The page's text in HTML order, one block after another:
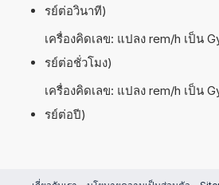
รย์ต่อวินาที)
เครื่องคิดเลข: แปลง rem/h เป็น
รย์ต่อชั่วโมง)
เครื่องคิดเลข: แปลง rem/h เป็น
รย์ต่อปี)